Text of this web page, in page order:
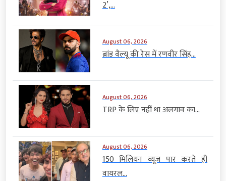
2’,...
August 06, 2026
ब्रांड वैल्यू की रेस में रणवीर सिंह...
August 06, 2026
TRP के लिए नहीं था अलगाव का...
August 06, 2026
150 मिलियन व्यूज पार करते ही
वायरल...